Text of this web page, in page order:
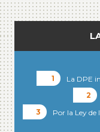
La DPE
Por la Ley de